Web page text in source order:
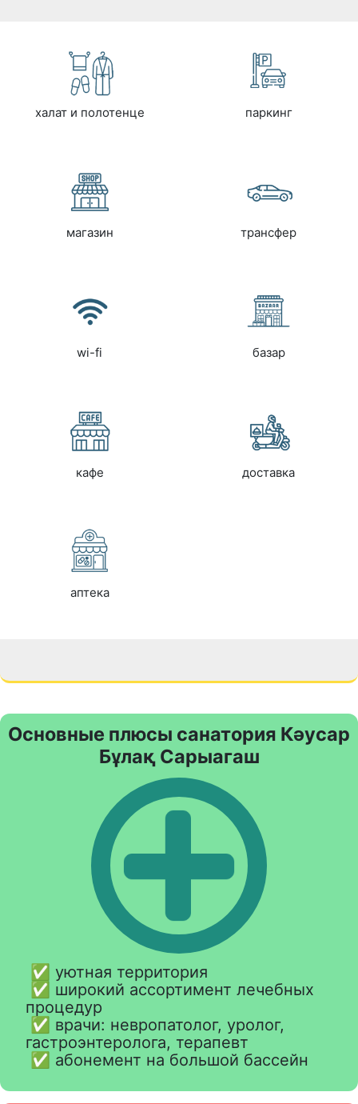
халат и полотенце паркинг
магазин трансфер
wi-fi базар
кафе доставка
аптека
Основные плюсы санатория Кәусар
Бұлақ Сарыагаш
✅ уютная территория
✅ широкий ассортимент лечебных
процедур
✅ врачи: невропатолог, уролог,
гастроэнтеролога, терапевт
✅ абонемент на большой бассейн